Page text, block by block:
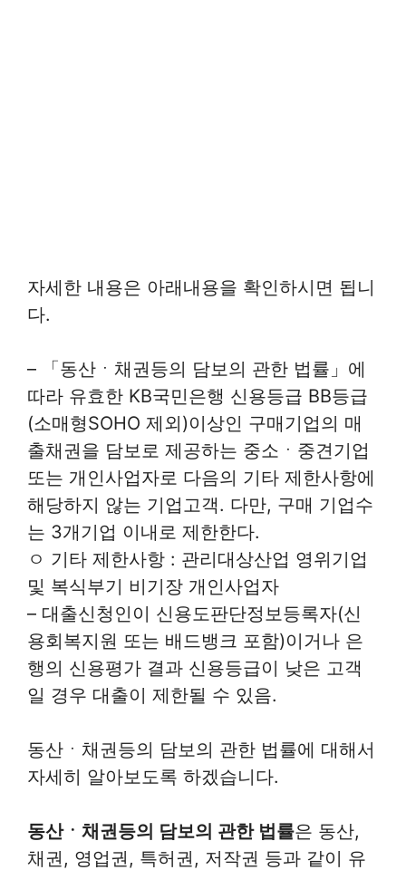
자세한 내용은 아래내용을 확인하시면 됩니
다.
– 「동산ㆍ채권등의 담보의 관한 법률」에
따라 유효한 KB국민은행 신용등급 BB등급
(소매형SOHO 제외)이상인 구매기업의 매
출채권을 담보로 제공하는 중소ㆍ중견기업
또는 개인사업자로 다음의 기타 제한사항에
해당하지 않는 기업고객. 다만, 구매 기업수
는 3개기업 이내로 제한한다.
ㅇ 기타 제한사항 : 관리대상산업 영위기업
및 복식부기 비기장 개인사업자
– 대출신청인이 신용도판단정보등록자(신
용회복지원 또는 배드뱅크 포함)이거나 은
행의 신용평가 결과 신용등급이 낮은 고객
일 경우 대출이 제한될 수 있음.
동산ㆍ채권등의 담보의 관한 법률에 대해서
자세히 알아보도록 하겠습니다.
동산ㆍ채권등의 담보의 관한 법률은 동산,
채권, 영업권, 특허권, 저작권 등과 같이 유